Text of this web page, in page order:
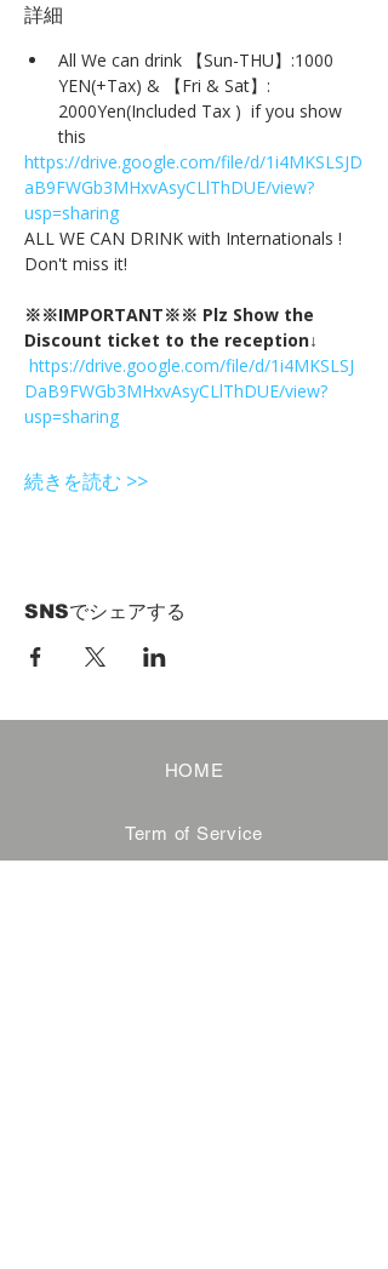
詳細
All We can drink 【Sun-THU】:1000
YEN(+Tax) & 【Fri & Sat】:
2000Yen(Included Tax )  if you show
this
https://drive.google.com/file/d/1i4MKSLSJD
aB9FWGb3MHxvAsyCLlThDUE/view?
usp=sharing
ALL WE CAN DRINK with Internationals !
Don't miss it!
※※IMPORTANT※※ Plz Show the
Discount ticket to the reception↓
https://drive.google.com/file/d/1i4MKSLSJ
DaB9FWGb3MHxvAsyCLlThDUE/view?
usp=sharing
続きを読む >>
SNSでシェアする
HOME
Term of Service